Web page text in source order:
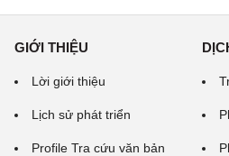
GIỚI THIỆU
Lời giới thiệu
Lịch sử phát triển
Profile Tra cứu văn bản